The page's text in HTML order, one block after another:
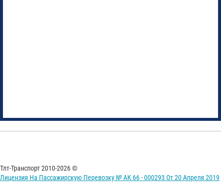
Тлт-Транспорт 2010-2026 ©
Лицензия На Пассажирскую Перевозку № АК 66 - 000293 От 20 Апреля 2019